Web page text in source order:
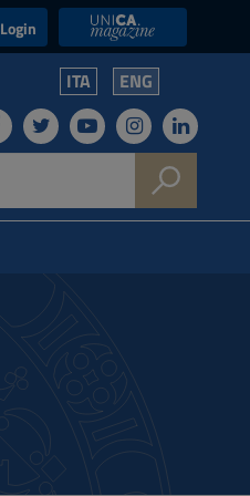
Login UniCA News
ITA ENG